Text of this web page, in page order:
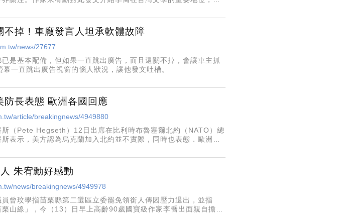
掉！車廠發言人坦承軟體故障
news/27677
是基本配備，但如果一直跳出廣告，而且還關不掉，會讓車主抓
一直跳出廣告視窗的惱人狀況，讓他發文吐槽。
防長表態 歐洲各國回應
article/breakingnews/4949880
（Pete Hegseth）12日出席在比利時布魯塞爾北約（NATO）總
表示，美方認為烏克蘭加入北約並不實際，同時也表態．歐洲各
朱宥勳好感動
news/breakingnews/4949978
曾玟學指苗栗縣第二選區立委罷免領銜人傳因壓力退出，並指
山線」，今（13）日早上高齡90歲國寶級作家李喬出面親自擔任